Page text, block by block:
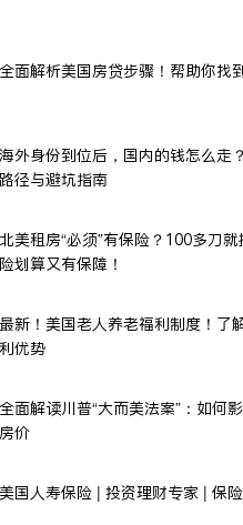
全面解析美国房贷步骤！帮助你找
海外身份到位后，国内的钱怎么走
路径与避坑指南
北美租房“必须”有保险？100多刀
险划算又有保障！
最新！美国老人养老福利制度！了
利优势
全面解读川普“大而美法案”：如何
房价
美国人寿保险 | 投资理财专家 | 保